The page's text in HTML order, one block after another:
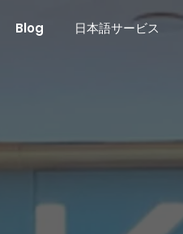
Blog 日本語サービス